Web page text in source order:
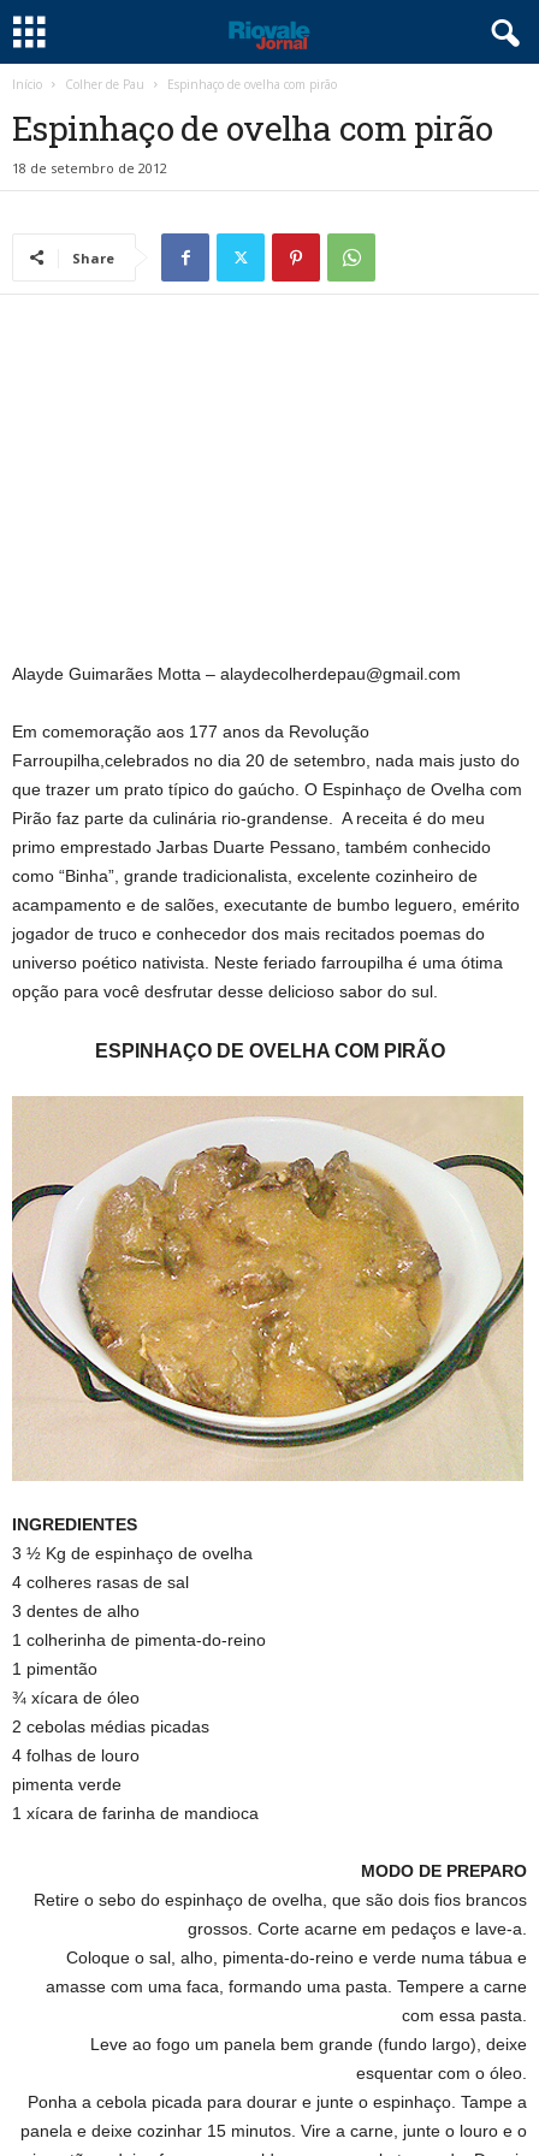
Início Colher de Pau Espinhaço de ovelha com pirão
Espinhaço de ovelha com pirão
18 de setembro de 2012
Share
Alayde Guimarães Motta – alaydecolherdepau@gmail.com
Em comemoração aos 177 anos da Revolução
Farroupilha,celebrados no dia 20 de setembro, nada mais justo do
que trazer um prato típico do gaúcho. O Espinhaço de Ovelha com
Pirão faz parte da culinária rio-grandense. A receita é do meu
primo emprestado Jarbas Duarte Pessano, também conhecido
como “Binha”, grande tradicionalista, excelente cozinheiro de
acampamento e de salões, executante de bumbo leguero, emérito
jogador de truco e conhecedor dos mais recitados poemas do
universo poético nativista. Neste feriado farroupilha é uma ótima
opção para você desfrutar desse delicioso sabor do sul.
ESPINHAÇO DE OVELHA COM PIRÃO
INGREDIENTES
3 ½ Kg de espinhaço de ovelha
4 colheres rasas de sal
3 dentes de alho
1 colherinha de pimenta-do-reino
1 pimentão
¾ xícara de óleo
2 cebolas médias picadas
4 folhas de louro
pimenta verde
1 xícara de farinha de mandioca
MODO DE PREPARO
Retire o sebo do espinhaço de ovelha, que são dois fios brancos
grossos. Corte acarne em pedaços e lave-a.
Coloque o sal, alho, pimenta-do-reino e verde numa tábua e
amasse com uma faca, formando uma pasta. Tempere a carne
com essa pasta.
Leve ao fogo um panela bem grande (fundo largo), deixe
esquentar com o óleo.
Ponha a cebola picada para dourar e junte o espinhaço. Tampe a
panela e deixe cozinhar 15 minutos. Vire a carne, junte o louro e o